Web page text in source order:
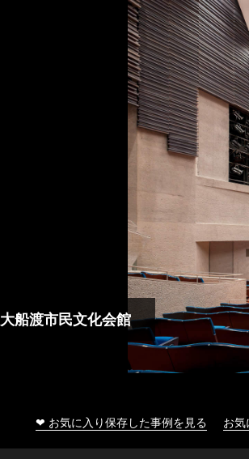
大船渡市民文化会館
❤ お気に入り保存した事例を見る お